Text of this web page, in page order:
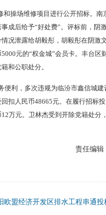
和操场维修项目进行公开招标。南
成后给予“好处费”。评标前，阴激
况泄露给胡毅彤，胡毅彤在阴激
元的“权金城”会员卡。丰台区
和公职处分。
便利，多次违规为临汾市鑫信城建
扣人民币48665元。在履行招标投
万元。卫林杰受到开除党籍处分，
责任编辑
欧盟经济开发区排水工程串通投